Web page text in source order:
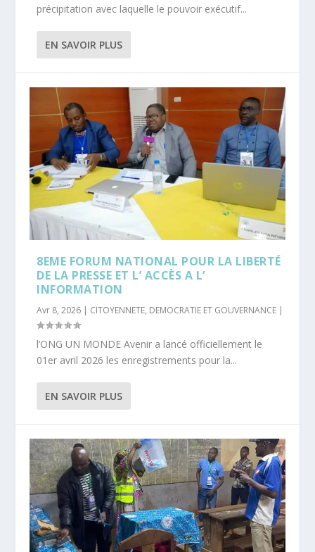
précipitation avec laquelle le pouvoir exécutif...
EN SAVOIR PLUS
8EME FORUM NATIONAL POUR LA LIBERTÉ
DE LA PRESSE ET L’ ACCÈS A L’
INFORMATION
Avr 8, 2026 | CITOYENNETE, DEMOCRATIE ET GOUVERNANCE |
l’ONG UN MONDE Avenir a lancé officiellement le
01er avril 2026 les enregistrements pour la...
EN SAVOIR PLUS